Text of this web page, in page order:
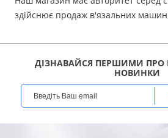
здійснює продаж в'язальних машин
ДІЗНАВАЙСЯ ПЕРШИМИ ПРО
НОВИНКИ